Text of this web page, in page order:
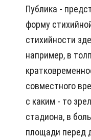
Публика -
форму
стихийности
например, в
совместного
с каким - то
стадиона, в
площади перед